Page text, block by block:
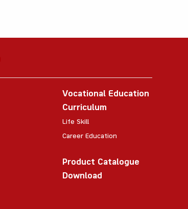
Vocational Education
Curriculum
Life Skill
Career Education
Product Catalogue
Download